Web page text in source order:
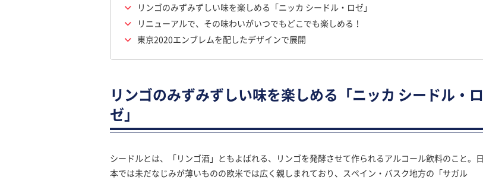
リンゴのみずみずしい味を楽しめる「ニッカ シードル・ロゼ」
リニューアルで、その味わいがいつでもどこでも楽しめる！
東京2020エンブレムを配したデザインで展開
リンゴのみずみずしい味を楽しめる「ニッカ シードル・ロ
ゼ」
シードルとは、「リンゴ酒」ともよばれる、リンゴを発酵させて作られるアルコール飲料のこと。日
本では未だなじみが薄いものの欧米では広く親しまれており、スペイン・バスク地方の「サガル